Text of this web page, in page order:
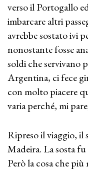
verso il Portogallo
imbarcare altri
avrebbe sostato ivi
nonostante fosse
soldi che servivano
Argentina, ci fece
con molto piacere
varia perché, mi
Ripreso il viaggio, il
Madeira. La sosta
Però la cosa che